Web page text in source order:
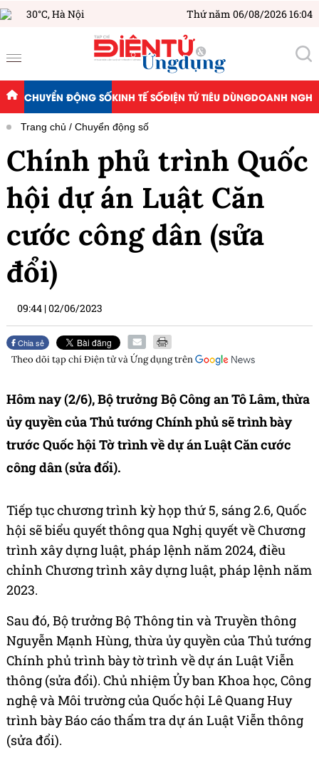
30°C,Hà Nội Thứ năm 06/08/2026 16:04
CHUYỂN ĐỘNG SỐKINH TẾ SỐĐIỆN TỬ TIÊU DÙNGDOANH
Trang chủ Chuyển động số
Chính phủ trình Quốc
hội dự án Luật Căn
cước công dân (sửa
đổi)
09:44 |02/06/2023
Chia sẻ
Theo dõi tạp chíĐiện tử và Ứng dụngtrên
Hôm nay (2/6), Bộ trưởng Bộ Công an Tô Lâm, thừa
ủy quyền của Thủ tướng Chính phủ sẽ trình bày
trước Quốc hội Tờ trình về dự án Luật Căn cước
công dân (sửa đổi).
Tiếp tục chương trình kỳ họp thứ 5, sáng 2.6, Quốc
hội sẽ biểu quyết thông qua Nghị quyết về Chương
trình xây dựng luật, pháp lệnh năm 2024, điều
chỉnh Chương trình xây dựng luật, pháp lệnh năm
2023.
Sau đó, Bộ trưởng Bộ Thông tin và Truyền thông
Nguyễn Mạnh Hùng, thừa ủy quyền của Thủ tướng
Chính phủ trình bày tờ trình về dự án Luật Viễn
thông (sửa đổi). Chủ nhiệm Ủy ban Khoa học, Công
nghệ và Môi trường của Quốc hội Lê Quang Huy
trình bày Báo cáo thẩm tra dự án Luật Viễn thông
(sửa đổi).